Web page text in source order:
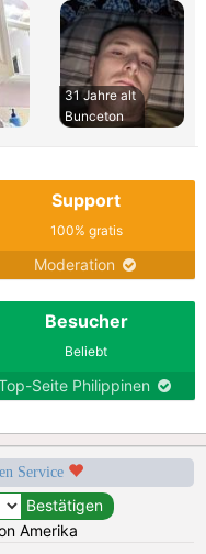
31 Jahre alt
Bunceton
Support
100% gratis
Moderation
Besucher
Beliebt
Seite Philippinen
Service
Amerika